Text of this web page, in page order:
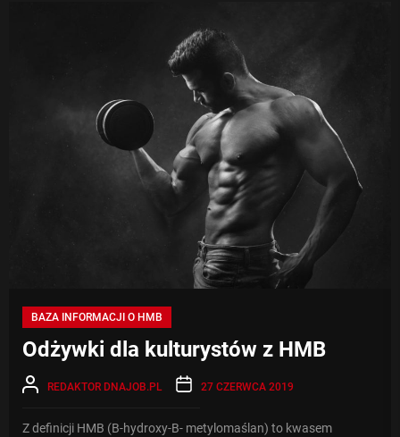
BAZA INFORMACJI O HMB
Odżywki dla kulturystów z HMB
REDAKTOR DNAJOB.PL 27 CZERWCA 2019
Z definicji HMB (B-hydroxy-B- metylomaślan) to kwasem